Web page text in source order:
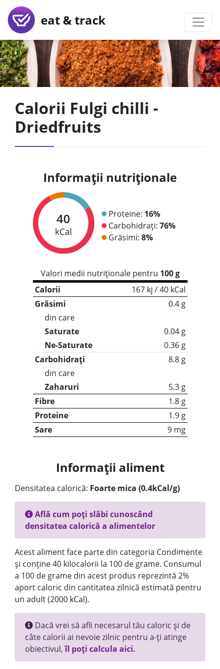
eat & track
Calorii Fulgi chilli -
Driedfruits
Informații nutriționale
40
kCal
Proteine: 16%
Carbohidrați: 76%
Grăsimi: 8%
Valori medii nutriționale pentru 100 g
Calorii
167 kj / 40 kCal
Grăsimi
0.4 g
din care
Saturate
0.04 g
Ne-Saturate
0.36 g
Carbohidrați
8.8 g
din care
Zaharuri
5.3 g
Fibre
1.8 g
Proteine
1.9 g
Sare
9 mg
Informații aliment
Densitatea calorică: Foarte mica (0.4kCal/g)
Află cum poți slăbi cunoscând
densitatea calorică a alimentelor
Acest aliment face parte din categoria Condimente
și conține 40 kilocalorii la 100 de grame. Consumul
a 100 de grame din acest produs reprezintă 2%
aport caloric din cantitatea zilnică estimată pentru
un adult (2000 kCal).
Dacă vrei să afli necesarul tău caloric și de
câte calorii ai nevoie zilnic pentru a-ți atinge
obiectivul,îl poți calcula aici.